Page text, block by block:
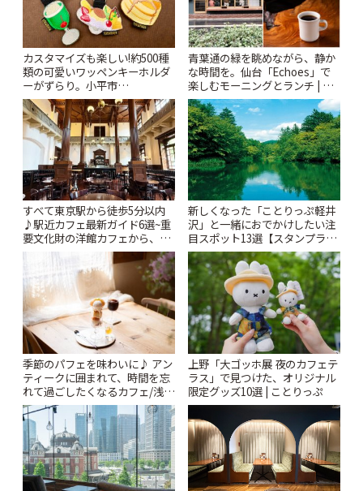
カスタマイズも楽しい!約500種
類の可愛いワッペンキーホルダ
ーがずらり。小平市
「Kimamaya T&K」 | ことりっ
ぷ
青葉通の緑を眺めながら、静か
な時間を。仙台「Echoes」で
楽しむモーニングとランチ | こ
とりっぷ
すべて東京駅から徒歩5分以内
♪駅近カフェ最新ガイド6選~重
要文化財の洋館カフェから、改
札すぐのレトロ喫茶まで~ | こと
新しくなった「ことりっぷ軽井
沢」と一緒におでかけしたい注
目スポット13選【スタンプラリ
ー開催中】 | ことりっぷ
季節のパフェを味わいに♪ アン
ティークに囲まれて、時間を忘
れて過ごしたくなるカフェ/浅草
「annorum cafe」 | ことりっぷ
上野「大ゴッホ展 夜のカフェテ
ラス」で見つけた、オリジナル
限定グッズ10選 | ことりっぷ